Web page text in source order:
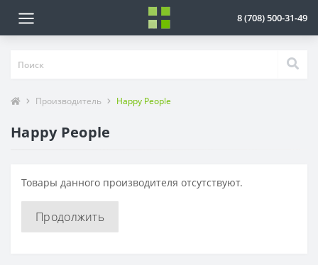
8 (708) 500-31-49
Производитель Happy People
Happy People
Товары данного производителя отсутствуют.
Продолжить